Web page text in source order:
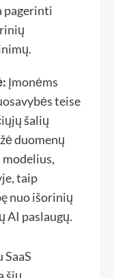
pagerinti
Įmonėms
teise
šalių
duomenų
taip
nuo išorinių
AI paslaugų.